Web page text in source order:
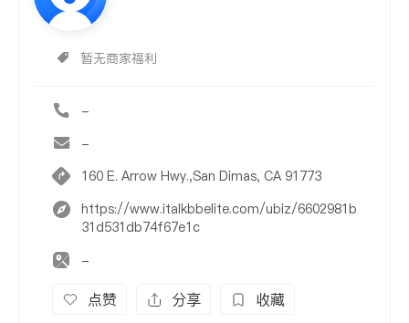
暂无商家福利
-
-
160 E. Arrow Hwy.,San Dimas, CA 91773
https://www.italkbbelite.com/ubiz/6602981b
31d531db74f67e1c
-
点赞 分享 收藏